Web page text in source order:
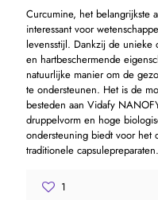
Curcumine, het belangrijkste
interessant voor
levensstijl. Dankzij de unieke
en hartbeschermende
natuurlijke manier om de
te ondersteunen. Het is de
besteden aan Vidafy
druppelvorm en hoge
ondersteuning biedt voor het
traditionele capsulepreparaten.
1